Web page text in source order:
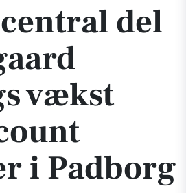
del
vækst
i Padborg